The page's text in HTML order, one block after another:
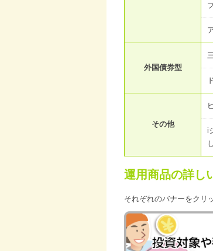
外国債券型
その他
i
運用商品の詳し
それぞれのバナーをクリ